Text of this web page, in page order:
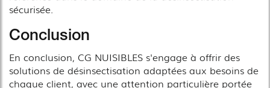
sécurisée.
Conclusion
En conclusion, CG NUISIBLES s'engage à offrir des
solutions de désinsectisation adaptées aux besoins de
chaque client, avec une attention particulière portée